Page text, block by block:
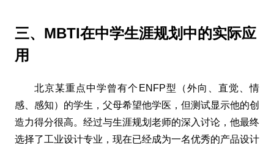
三、MBTI在中学生涯规划中的实际应
用
北京某重点中学曾有个ENFP型（外向、直觉、情
感、感知）的学生，父母希望他学医，但测试显示他的创
造力得分很高。经过与生涯规划老师的深入讨论，他最终
选择了工业设计专业，现在已经成为一名优秀的产品设计